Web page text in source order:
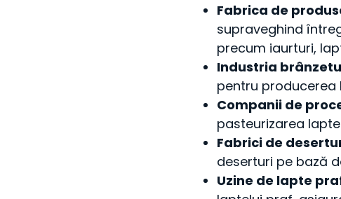
Fabrica de
supraveghind
precum iaurturi,
Industria
pentru producerea
Companii de
pasteurizarea
Fabrici de
deserturi pe bază
Uzine de lapte